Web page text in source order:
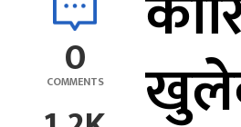
0
COMMENTS